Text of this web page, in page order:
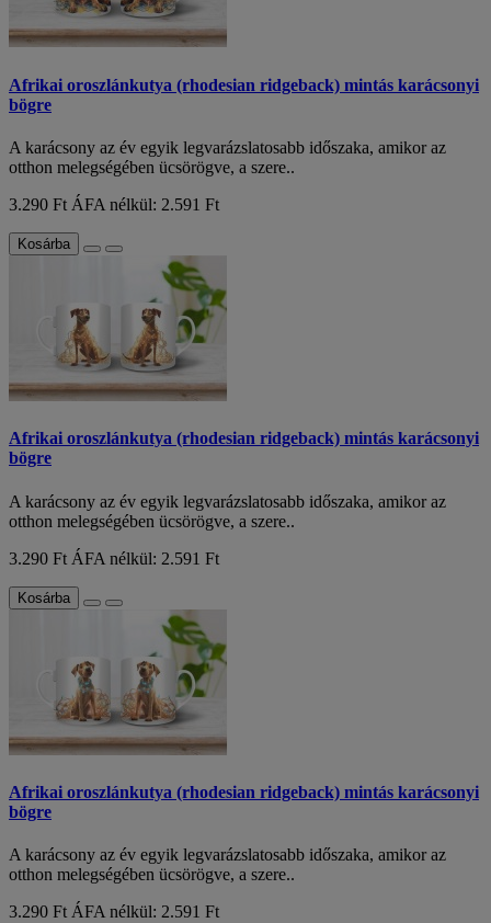
Afrikai oroszlánkutya (rhodesian ridgeback) mintás karácsonyi
bögre
A karácsony az év egyik legvarázslatosabb időszaka, amikor az
otthon melegségében ücsörögve, a szere..
3.290 Ft ÁFA nélkül: 2.591 Ft
Kosárba
Afrikai oroszlánkutya (rhodesian ridgeback) mintás karácsonyi
bögre
A karácsony az év egyik legvarázslatosabb időszaka, amikor az
otthon melegségében ücsörögve, a szere..
3.290 Ft ÁFA nélkül: 2.591 Ft
Kosárba
Afrikai oroszlánkutya (rhodesian ridgeback) mintás karácsonyi
bögre
A karácsony az év egyik legvarázslatosabb időszaka, amikor az
otthon melegségében ücsörögve, a szere..
3.290 Ft ÁFA nélkül: 2.591 Ft